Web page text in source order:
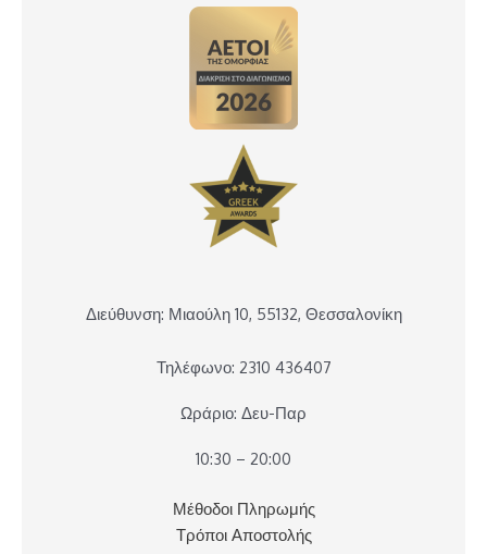
Διεύθυνση: Μιαούλη 10, 55132, Θεσσαλονίκη
Τηλέφωνο: 2310 436407
Ωράριο: Δευ-Παρ
10:30 – 20:00
Μέθοδοι Πληρωμής
Τρόποι Αποστολής